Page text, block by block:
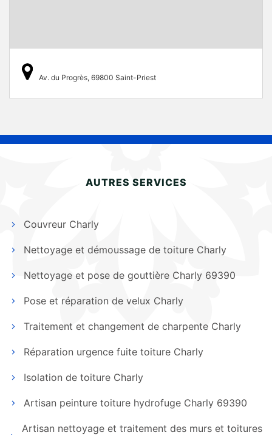
Av. du Progrès, 69800 Saint-Priest
AUTRES SERVICES
Couvreur Charly
Nettoyage et démoussage de toiture Charly
Nettoyage et pose de gouttière Charly 69390
Pose et réparation de velux Charly
Traitement et changement de charpente Charly
Réparation urgence fuite toiture Charly
Isolation de toiture Charly
Artisan peinture toiture hydrofuge Charly 69390
Artisan nettoyage et traitement des murs et toitures